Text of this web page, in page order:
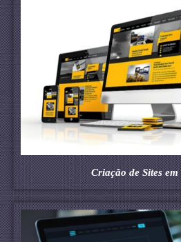
Criação de Sites